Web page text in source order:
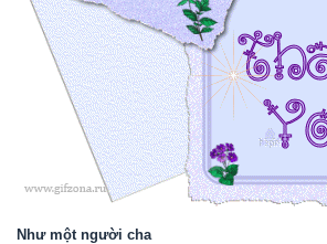
Như một người cha